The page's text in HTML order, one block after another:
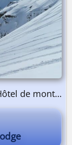
Raid à ski | 5 jours | en étoile | Hôtel de montagne